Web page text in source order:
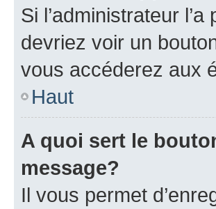
Si l’administrateur
devriez voir un
vous accéderez aux
Haut
A quoi sert le
message?
Il vous permet